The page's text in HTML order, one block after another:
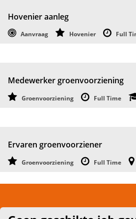
Hovenier aanleg
Aanvraag Hovenier Full
Medewerker groenvoorziening
Groenvoorziening Full Time
Ervaren groenvoorziener
Groenvoorziening Full Time